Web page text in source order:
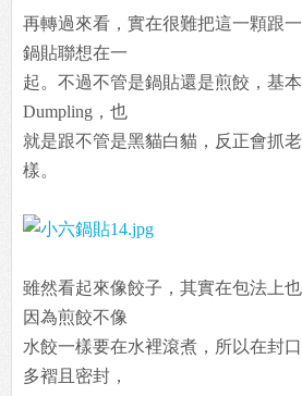
再轉過來看，實在很難把這一顆跟
鍋貼聯想在一
起。不過不管是鍋貼還是煎餃，基
Dumpling，也
就是跟不管是黑貓白貓，反正會抓
樣。
雖然看起來像餃子，其實在包法上
因為煎餃不像
水餃一樣要在水裡滾煮，所以在封
多褶且密封，